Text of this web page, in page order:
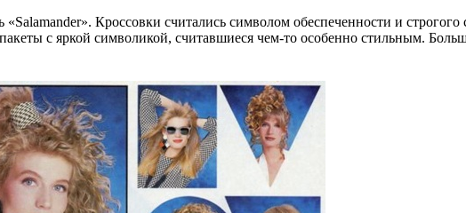
Кроссовки считались символом обеспеченности и
с яркой символикой, считавшиеся чем-то особенно стильным.